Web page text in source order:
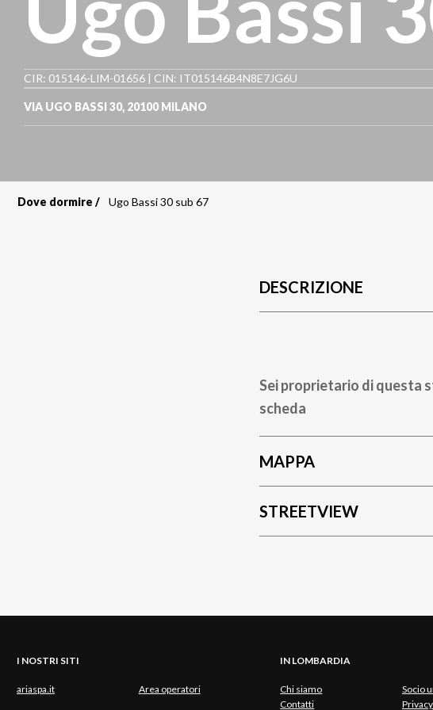
CIR: 015146-LIM-01656 | CIN: IT015146B4N8E7JG6U
VIA UGO BASSI 30, 20100 MILANO
Briciole
Dove dormire Ugo Bassi 30 sub 67
DESCRIZIONE
Sei proprietario di questa
scheda
MAPPA
STREETVIEW
I NOSTRI SITI
ariaspa.it Area operatori
IN LOMBARDIA
Chi siamo
Socio
Contatti